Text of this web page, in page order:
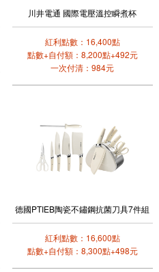
川井電通 國際電壓溫控瞬煮杯
紅利點數：16,400點
點數+自付額：8,200點+492元
一次付清：984元
德國PTIEB陶瓷不鏽鋼抗菌刀具7件組
紅利點數：16,600點
點數+自付額：8,300點+498元